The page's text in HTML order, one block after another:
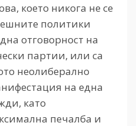
което никога не се
политики
отговорност на
партии, или са
неолиберално
на една
като
печалба и